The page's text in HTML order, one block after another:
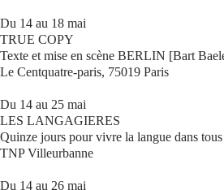
Du 14 au 18 mai
TRUE COPY
Texte et mise en scène BERLIN [Bart
Le Centquatre-paris, 75019 Paris
Du 14 au 25 mai
LES LANGAGIERES
Quinze jours pour vivre la langue dans tous
TNP Villeurbanne
Du 14 au 26 mai